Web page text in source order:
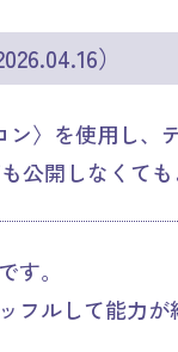
）
ン〉を使用し、
公開しなくて
す。
フルして能力